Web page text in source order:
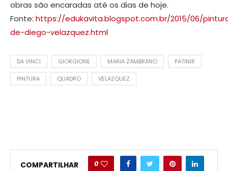
obras são encaradas até os dias de hoje.
Fonte: https://edukavita.blogspot.com.br/2015/06/
de-diego-velazquez.html
DA VINCI GIORGIONE MARIA ZAMBRANO PATINIR
PINTURA QUADRO VELAZQUEZ
COMPARTILHAR 0